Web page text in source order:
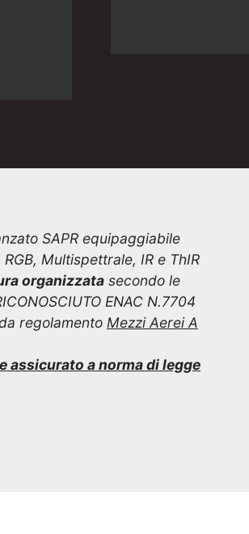
SAPR equipaggiabile
Multispettrale, IR e ThIR
organizzata secondo le
ENAC N.7704
regolamento Mezzi Aerei A
assicurato a norma di legge